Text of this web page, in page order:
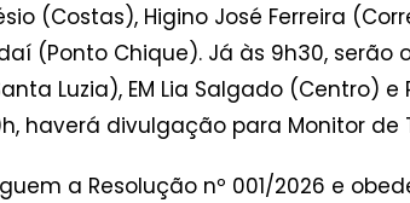
(Costas), Higino José Ferreira
(Ponto Chique). Já às 9h30,
Luzia), EM Lia Salgado (Centro)
haverá divulgação para Monitor
a Resolução nº 001/2026 e